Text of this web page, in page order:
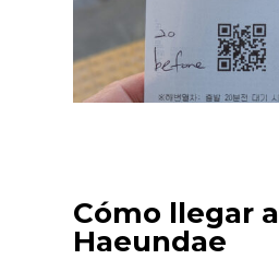
Cómo llegar a
Haeundae